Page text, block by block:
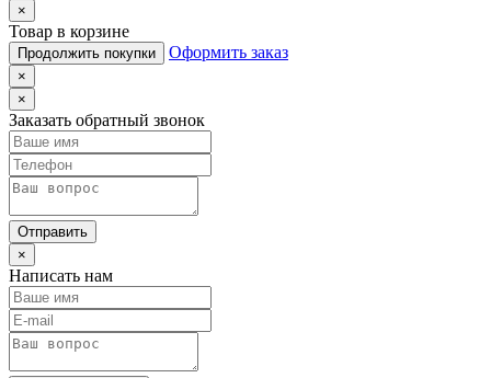
×
Товар в корзине
Продолжить покупки Оформить заказ
×
×
Заказать обратный звонок
Отправить
×
Написать нам